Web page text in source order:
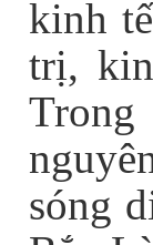
kinh
trị,
sóng